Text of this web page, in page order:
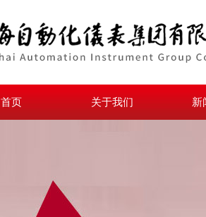
首页 关于我们 新